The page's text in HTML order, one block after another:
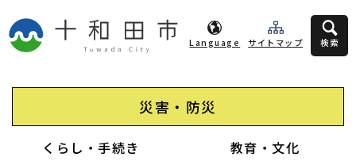
Language サイトマップ 検索
災害・防災
くらし・手続き
教育・文化